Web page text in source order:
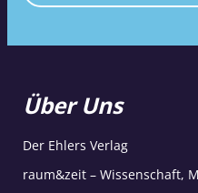
Über Uns
Der Ehlers Verlag
raum&zeit – Wissenschaft,